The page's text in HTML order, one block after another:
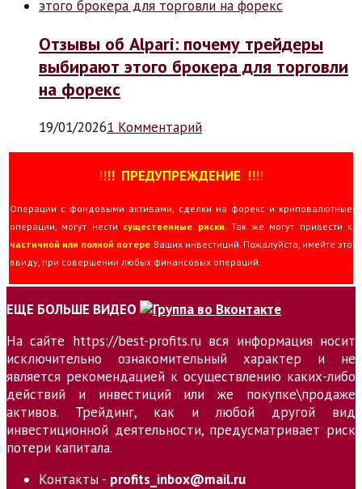
Отзывы об Alpari: почему трейдеры
выбирают этого брокера для торговли
на форекс
19/01/20261 Комментарий
!!!! ПРЕДУПРЕЖДЕНИЕ !!!!
Операции с фондовыми активами, сделки на форекс и криповалютные
операции, могут нести существенные риски . Так же могут привести к
частичной или полной потере Ваших инвестиций. Пожалуйста, имейте это
ввиду, при совершении любых финансовых операций.
ЕЩЕ БОЛЬШЕ ВИДЕО
На сайте https://best-profits.ru вся информация носит
исключительно ознакомительный характер и не
является рекомендацией к осуществлению каких-либо
действий и инвестиций или же покупке\продаже
активов. Трейдинг, как и любой другой вид
инвестиционной деятельности, предусматривает риск
потери капитала.
Контакты - profits_inbox@mail.ru